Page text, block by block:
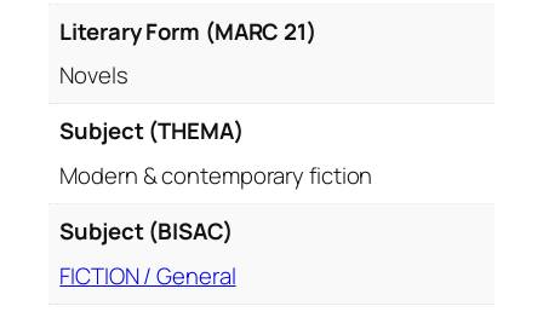
Literary Form (MARC 21)
Novels
Subject (THEMA)
Modern & contemporary fiction
Subject (BISAC)
FICTION / General